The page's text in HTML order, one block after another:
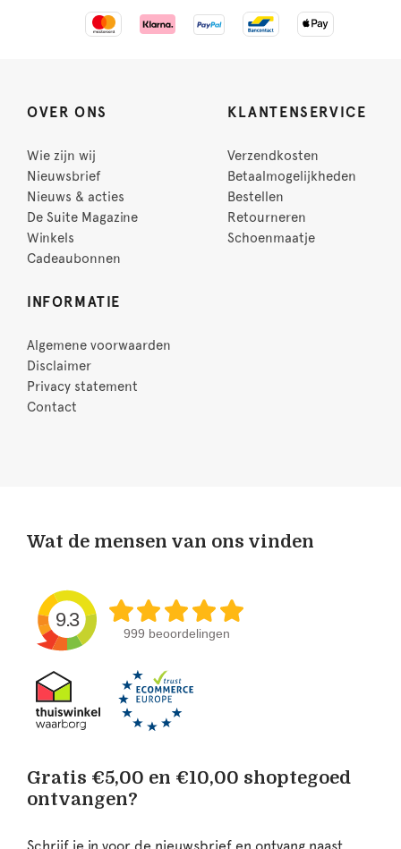
OVER ONS
Wie zijn wij
Nieuwsbrief
Nieuws & acties
De Suite Magazine
Winkels
Cadeaubonnen
KLANTENSERVICE
Verzendkosten
Betaalmogelijkheden
Bestellen
Retourneren
Schoenmaatje
INFORMATIE
Algemene voorwaarden
Disclaimer
Privacy statement
Contact
Wat de mensen van ons vinden
9.3
999 beoordelingen
Gratis €5,00 en €10,00 shoptegoed
ontvangen?